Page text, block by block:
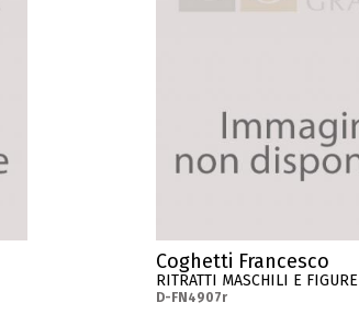
Coghetti Francesco
RITRATTI MASCHILI E FIGURE
D-FN4907r